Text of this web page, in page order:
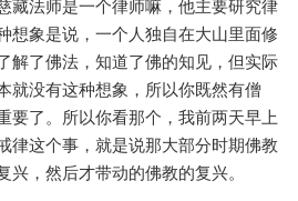
藏法师是一个律师嘛，他主要研究律
想象是说，一个人独自在大山里面修
解了佛法，知道了佛的知见，但实际
就没有这种想象，所以你既然有僧
要了。所以你看那个，我前两天早上
律这个事，就是说那大部分时期佛教
，然后才带动的佛教的复兴。